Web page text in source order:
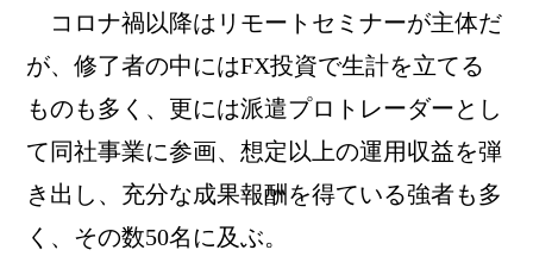
コロナ禍以降はリモートセミナーが主体だ
が、修了者の中にはFX投資で生計を立てる
ものも多く、更には派遣プロトレーダーとし
て同社事業に参画、想定以上の運用収益を弾
き出し、充分な成果報酬を得ている強者も多
く、その数50名に及ぶ。